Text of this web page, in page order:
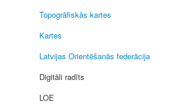
Topogrāfiskās kartes
Kartes
Latvijas Orientēšanās federācija
Digitāli radīts
LOE